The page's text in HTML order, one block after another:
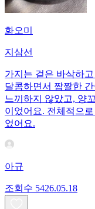
화오미
지삼선
가지는 겉은 바삭하
달콤하면서 짭짤한
느끼하지 않았고, 양
이었어요. 전체적으
었어요.
아규
조회수 5426.05.18